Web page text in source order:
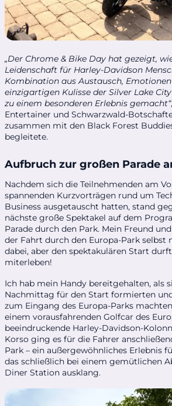
„Der Chrome & Bike Day hat gezeigt,
Leidenschaft für Harley-Davidson
Kombination aus Austausch,
einzigartigen Kulisse der Silver Lake
zu einem besonderen Erlebnis gemacht“
Entertainer und Schwarzwald-
zusammen mit den Black Forest
begleitete.
Aufbruch zur großen Parade
Nachdem sich die Teilnehmenden am
spannenden Kurzvorträgen rund um
Business ausgetauscht hatten, stand
nächste große Spektakel auf dem
Parade durch den Park. Mein Freund
der Fahrt durch den Europa-Park selbst
dabei, aber den spektakulären Start
miterleben!
Ich hab mein Handy bereitgehalten, als
Nachmittag für den Start formierten
zum Eingang des Europa-Parks
einem vorausfahrenden Golfcar des
beeindruckende Harley-Davidson-
Korso ging es für die Fahrer
Park – ein außergewöhnliches Erlebnis
das schließlich bei einem gemütlichen
Diner Station ausklang.